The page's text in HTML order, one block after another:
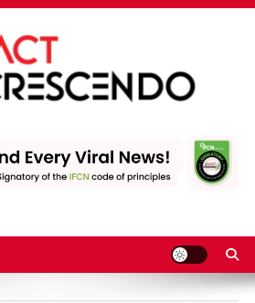
fact-checking